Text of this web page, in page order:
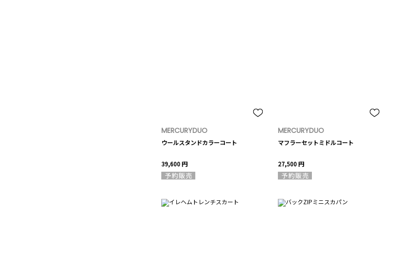
MERCURYDUO
ウールスタンドカラーコート
39,600 円
MERCURYDUO
マフラーセットミドルコート
27,500 円